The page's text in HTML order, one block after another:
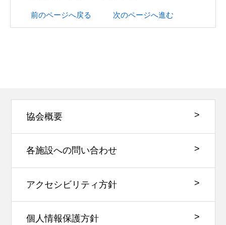
前のページへ戻る 次のページへ進む
協会概要
各施設への問い合わせ
アクセシビリティ方針
個人情報保護方針